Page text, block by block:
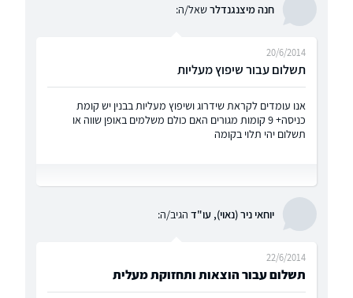
חנה מיצנגנדלרשאל/ה:
תשלום עבור שיפוץ מעליות
20/6/2014
אנו עומדים לקראת שידרוג ושיפוץ מעליות בבנין יש קומת
כניסה+ 9 קומות מגורים האם כולם משלמים באופן שווה או
תשלום יהי תלוי בקומה
יוחאי ניר (נאוי), עו"ד הגיב/ה:
תשלום עבור הוצאות ותחזוקת מעלית
22/6/2014